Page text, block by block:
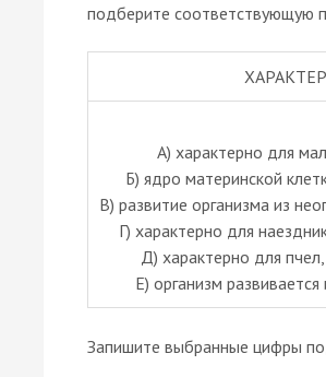
подберите соответствующую
А) характерно для
Б) ядро материнской
В) развитие организма из
Г) характерно для
Д) характерно для
Е) организм
Запишите выбранные цифры